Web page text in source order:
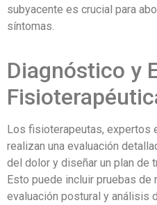
subyacente es crucial para
síntomas.
Diagnóstico y
Los fisioterapeutas, expertos
realizan una evaluación
del dolor y diseñar un plan de
Esto puede incluir pruebas de
evaluación postural y análisis